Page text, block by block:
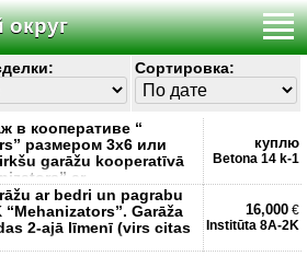
округ
Сортировка:
в кооперативе “
размером 3x6 или
garāžu kooperatīvā
ar
куплю
Betona 14 k-1
ar bedri un pagrabu
“Mehanizators”. Garāža
2-ajā līmenī (virs citas
16,000 €
Institūta 8A-2K